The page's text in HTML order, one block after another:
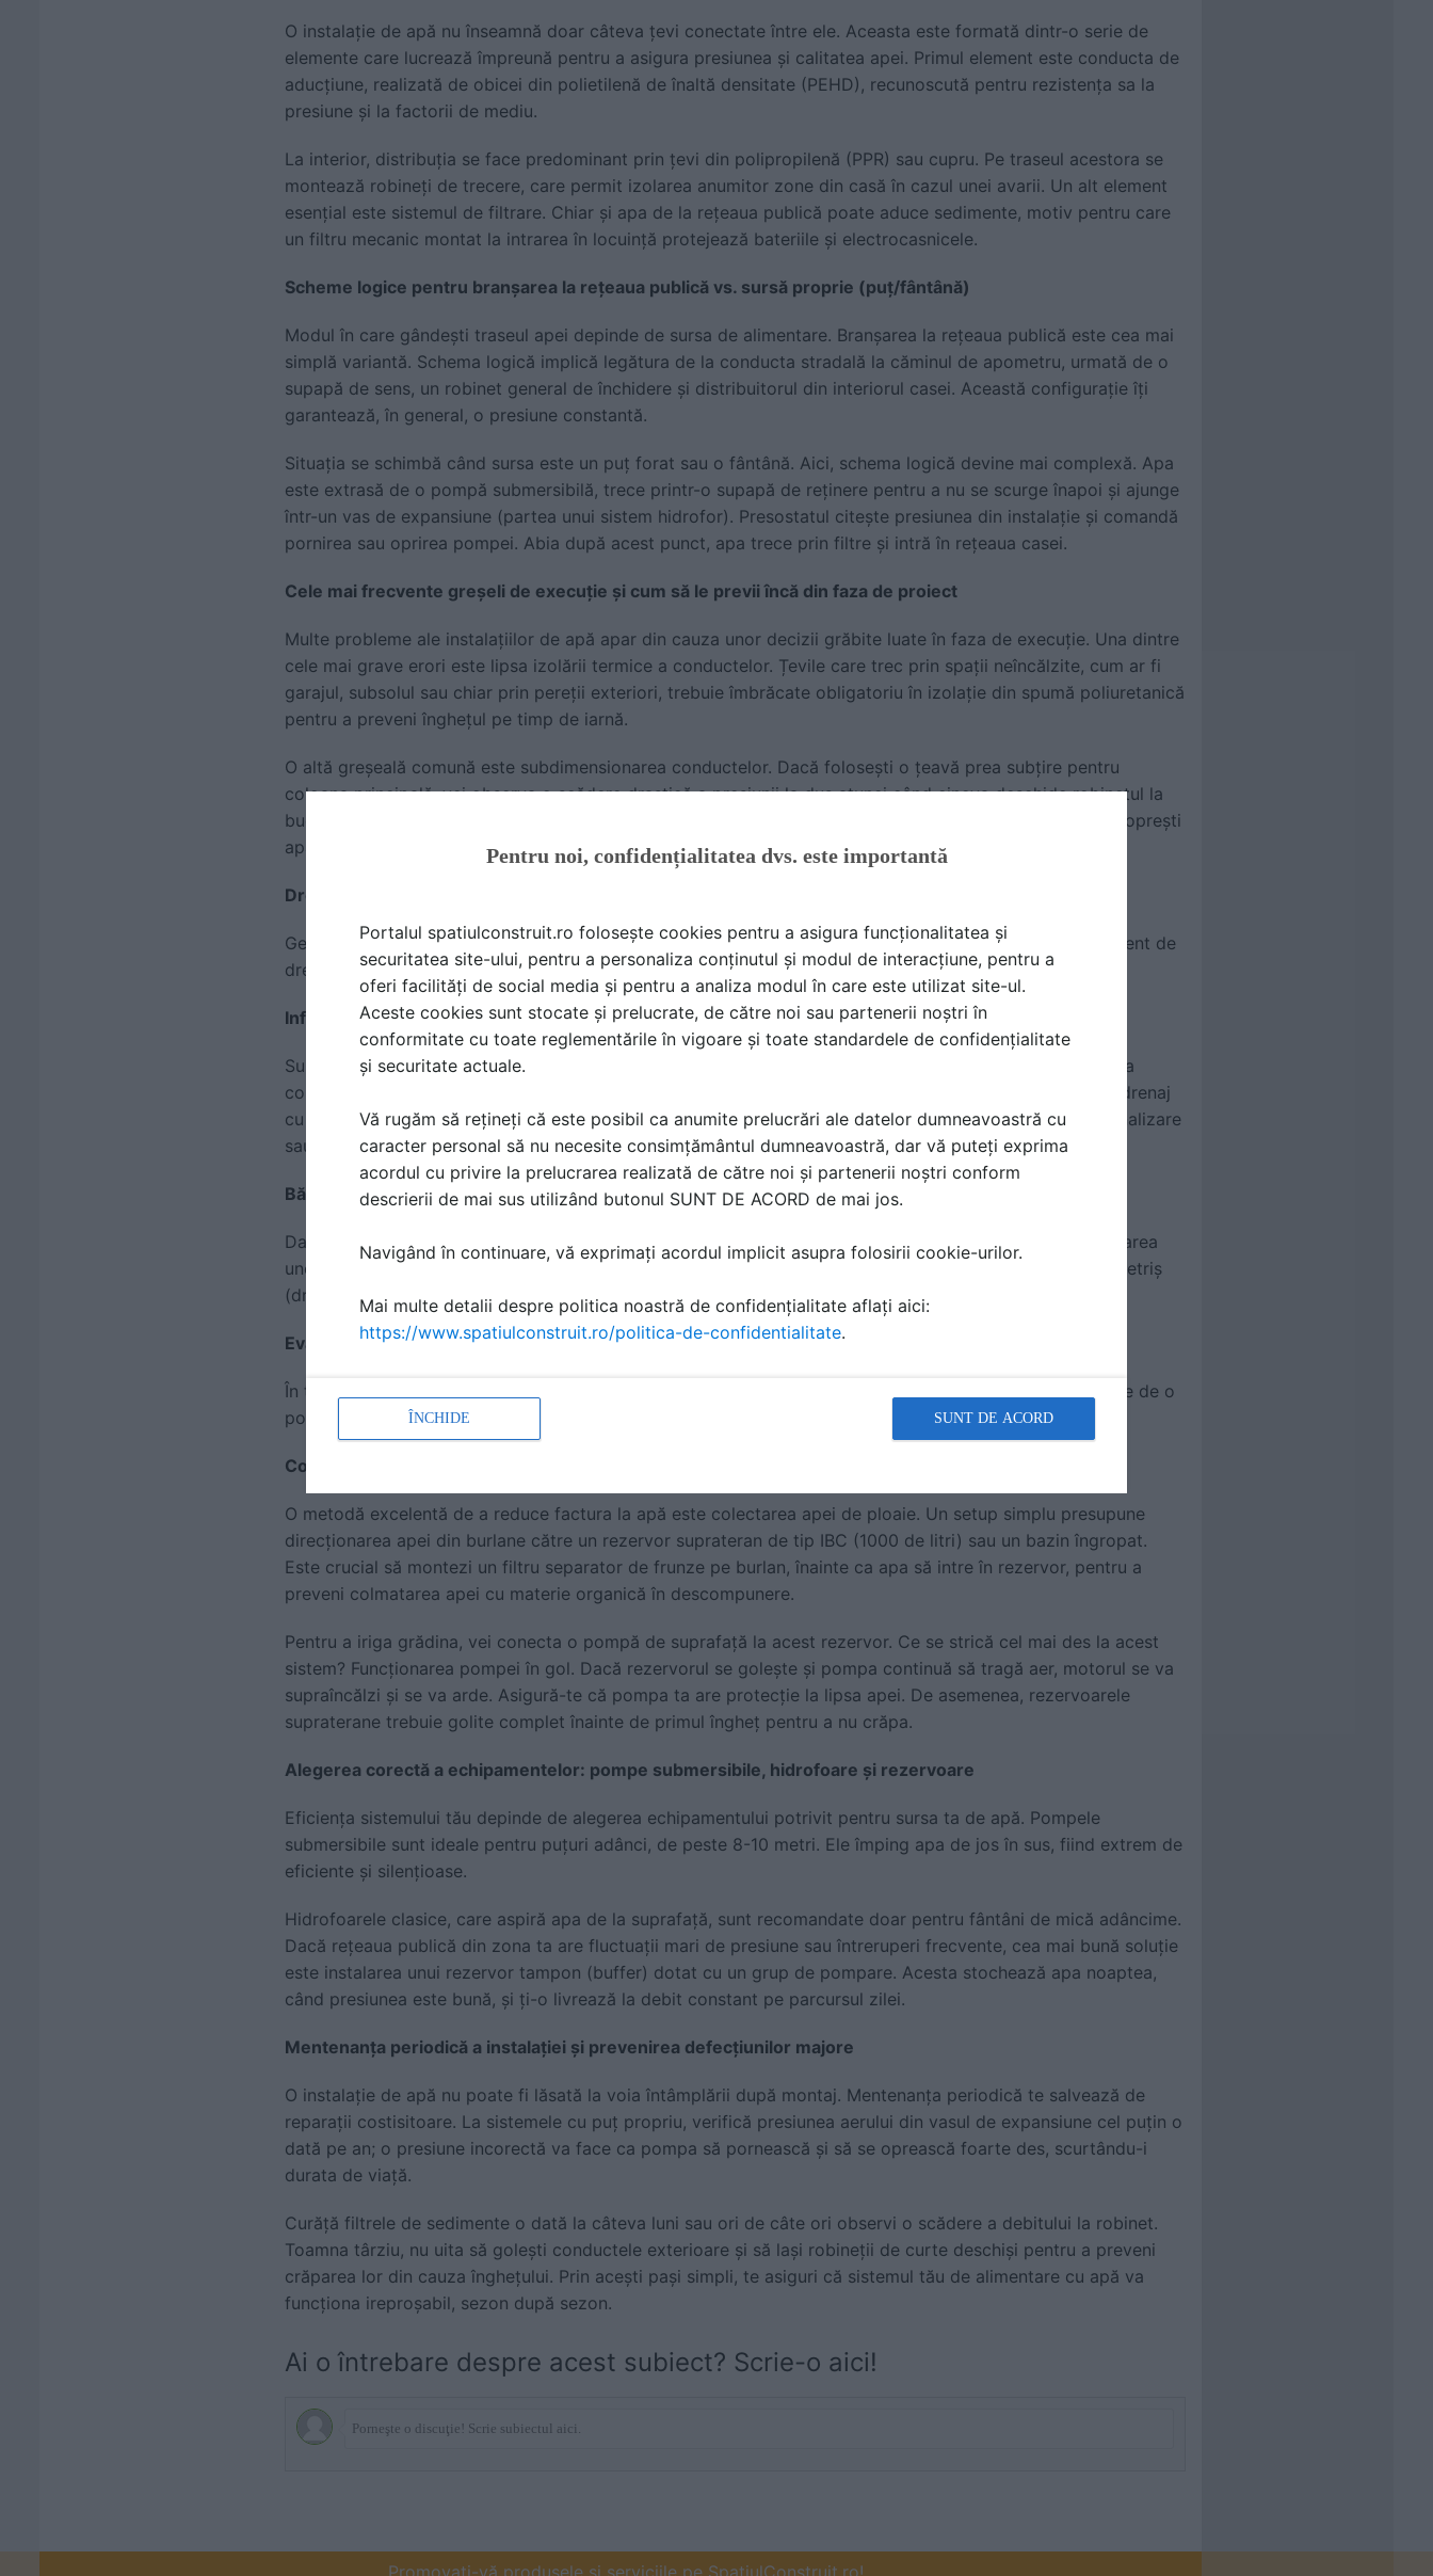
O instalație de apă nu înseamnă doar câteva țevi conectate între ele. Aceasta este formată dintr-o serie de
elemente care lucrează împreună pentru a asigura presiunea și calitatea apei. Primul element este conducta de
aducțiune, realizată de obicei din polietilenă de înaltă densitate (PEHD), recunoscută pentru rezistența sa la
presiune și la factorii de mediu.
La interior, distribuția se face predominant prin țevi din polipropilenă (PPR) sau cupru. Pe traseul acestora se
montează robineți de trecere, care permit izolarea anumitor zone din casă în cazul unei avarii. Un alt element
esențial este sistemul de filtrare. Chiar și apa de la rețeaua publică poate aduce sedimente, motiv pentru care
un filtru mecanic montat la intrarea în locuință protejează bateriile și electrocasnicele.
Scheme logice pentru branșarea la rețeaua publică vs. sursă proprie (puț/fântână)
Modul în care gândești traseul apei depinde de sursa de alimentare. Branșarea la rețeaua publică este cea mai
simplă variantă. Schema logică implică legătura de la conducta stradală la căminul de apometru, urmată de o
supapă de sens, un robinet general de închidere și distribuitorul din interiorul casei. Această configurație îți
garantează, în general, o presiune constantă.
Situația se schimbă când sursa este un puț forat sau o fântână. Aici, schema logică devine mai complexă. Apa
este extrasă de o pompă submersibilă, trece printr-o supapă de reținere pentru a nu se scurge înapoi și ajunge
într-un vas de expansiune (partea unui sistem hidrofor). Presostatul citește presiunea din instalație și comandă
pornirea sau oprirea pompei. Abia după acest punct, apa trece prin filtre și intră în rețeaua casei.
Cele mai frecvente greșeli de execuție și cum să le previi încă din faza de proiect
Multe probleme ale instalațiilor de apă apar din cauza unor decizii grăbite luate în faza de execuție. Una dintre
cele mai grave erori este lipsa izolării termice a conductelor. Țevile care trec prin spații neîncălzite, cum ar fi
garajul, subsolul sau chiar prin pereții exteriori, trebuie îmbrăcate obligatoriu în izolație din spumă poliuretanică
pentru a preveni înghețul pe timp de iarnă.
O altă greșeală comună este subdimensionarea conductelor. Dacă folosești o țeavă prea subțire pentru
coloana principală, vei observa o scădere drastică a presiunii la duș atunci când cineva deschide robinetul la
bucătărie. De asemenea, omiterea robineților de izolare pentru fiecare consumator major te va forța să oprești
apa în toată casa doar pentru a schimba o baterie de chiuvetă.
Drenaj și evacuare apă: scenarii tipice (subsol, curte, șantier) + soluții corecte
Gestionarea apei înseamnă și evacuarea corectă a acesteia, nu doar aducerea ei în casă. Un sistem eficient de
drenaj protejează fundația și previne degradarea terenului.
Infiltrațiile în subsol
Subsolurile sunt predispuse la inundații din cauza pânzei freatice ridicate sau a ploilor abundente. Soluția
corectă este construirea unui bazin colector în cel mai de jos punct al subsolului, dotat cu o pompă de drenaj
cu flotor. Când apa atinge un anumit nivel, pompa pornește automat și evacuează apa în rețeaua de canalizare
sau în șanțul stradal.
Bălțile persistente din curte
Dacă apa stagnează în curte după fiecare ploaie, solul tău nu are o capacitate bună de absorbție. Instalarea
unor rigole de suprafață de-a lungul aleilor și a unui sistem de tuburi de drenaj perforate, îngropate în pietriș
(drenaj francez), va direcționa apa departe de fundația casei.
Evacuarea apei pe șantier
În timpul construcțiilor, excavațiile se pot umple rapid cu apă noroioasă. Pentru aceste scenarii, ai nevoie de o
pompă pentru ape murdare, capabilă să aspire lichide cu particule solide în suspensie, fără a se bloca.
Colectare apă pluvială pentru irigare: setup simplu, mentenanță, ce se strică cel mai des
O metodă excelentă de a reduce factura la apă este colectarea apei de ploaie. Un setup simplu presupune
direcționarea apei din burlane către un rezervor suprateran de tip IBC (1000 de litri) sau un bazin îngropat.
Este crucial să montezi un filtru separator de frunze pe burlan, înainte ca apa să intre în rezervor, pentru a
preveni colmatarea apei cu materie organică în descompunere.
Pentru a iriga grădina, vei conecta o pompă de suprafață la acest rezervor. Ce se strică cel mai des la acest
sistem? Funcționarea pompei în gol. Dacă rezervorul se golește și pompa continuă să tragă aer, motorul se va
supraîncălzi și se va arde. Asigură-te că pompa ta are protecție la lipsa apei. De asemenea, rezervoarele
supraterane trebuie golite complet înainte de primul îngheț pentru a nu crăpa.
Alegerea corectă a echipamentelor: pompe submersibile, hidrofoare și rezervoare
Eficiența sistemului tău depinde de alegerea echipamentului potrivit pentru sursa ta de apă. Pompele
submersibile sunt ideale pentru puțuri adânci, de peste 8-10 metri. Ele împing apa de jos în sus, fiind extrem de
eficiente și silențioase.
Hidrofoarele clasice, care aspiră apa de la suprafață, sunt recomandate doar pentru fântâni de mică adâncime.
Dacă rețeaua publică din zona ta are fluctuații mari de presiune sau întreruperi frecvente, cea mai bună soluție
este instalarea unui rezervor tampon (buffer) dotat cu un grup de pompare. Acesta stochează apa noaptea,
când presiunea este bună, și ți-o livrează la debit constant pe parcursul zilei.
Mentenanța periodică a instalației și prevenirea defecțiunilor majore
O instalație de apă nu poate fi lăsată la voia întâmplării după montaj. Mentenanța periodică te salvează de
reparații costisitoare. La sistemele cu puț propriu, verifică presiunea aerului din vasul de expansiune cel puțin o
dată pe an; o presiune incorectă va face ca pompa să pornească și să se oprească foarte des, scurtându-i
durata de viață.
Curăță filtrele de sedimente o dată la câteva luni sau ori de câte ori observi o scădere a debitului la robinet.
Toamna târziu, nu uita să golești conductele exterioare și să lași robineții de curte deschiși pentru a preveni
crăparea lor din cauza înghețului. Prin acești pași simpli, te asiguri că sistemul tău de alimentare cu apă va
funcționa ireproșabil, sezon după sezon.
Ai o întrebare despre acest subiect? Scrie-o aici!
Promovați-vă produsele și serviciile pe SpatiulConstruit.ro!
Pentru noi, confidențialitatea dvs. este importantă
Portalul spatiulconstruit.ro folosește cookies pentru a asigura funcționalitatea și
securitatea site-ului, pentru a personaliza conținutul și modul de interacțiune, pentru a
oferi facilități de social media și pentru a analiza modul în care este utilizat site-ul.
Aceste cookies sunt stocate și prelucrate, de către noi sau partenerii noștri în
conformitate cu toate reglementările în vigoare și toate standardele de confidențialitate
și securitate actuale.
Vă rugăm să rețineți că este posibil ca anumite prelucrări ale datelor dumneavoastră cu
caracter personal să nu necesite consimțământul dumneavoastră, dar vă puteți exprima
acordul cu privire la prelucrarea realizată de către noi și partenerii noștri conform
descrierii de mai sus utilizând butonul SUNT DE ACORD de mai jos.
Navigând în continuare, vă exprimați acordul implicit asupra folosirii cookie-urilor.
Mai multe detalii despre politica noastră de confidențialitate aflați aici:
https://www.spatiulconstruit.ro/politica-de-confidentialitate.
ÎNCHIDE SUNT DE ACORD